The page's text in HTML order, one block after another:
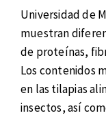
Universidad de
muestran
de proteínas,
Los contenidos
en las tilapias
insectos, así